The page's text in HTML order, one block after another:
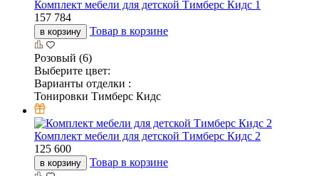
Комплект мебели для детской Тимберс Кидс 1
157 784
в корзину Товар в корзине
Розовый (6)
Выберите цвет:
Варианты отделки :
Тонировки Тимберс Кидс
Комплект мебели для детской Тимберс Кидс 2
125 600
в корзину Товар в корзине